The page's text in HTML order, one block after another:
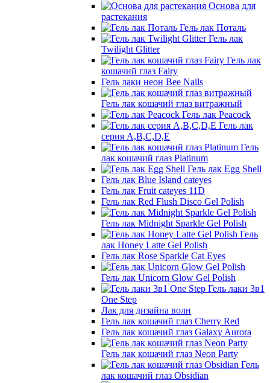
Основа для
растекания
Гель лак Поталь
Гель лак
Twilight Glitter
Гель лак
кошачий глаз Fairy
Гель лаки неон Bee Nails
Гель лак кошачий глаз витражный
Гель лак Peacock
Гель лак
серия A,B,C,D,E
Гель
лак кошачий глаз Platinum
Гель лак Egg Shell
Гель лак Blue Island cateyes
Гель лак Fruit cateyes 11D
Гель лак Red Flush Disco Gel Polish
Гель лак Midnight Sparkle Gel Polish
Гель
лак Honey Latte Gel Polish
Гель лак Rose Sparkle Cat Eyes
Гель лак Unicorn Glow Gel Polish
Гель лаки 3в1
One Step
Лак для дизайна волн
Гель лак кошачий глаз Cherry Red
Гель лак кошачий глаз Galaxy Aurora
Гель лак кошачий глаз Neon Party
Гель
лак кошачий глаз Obsidian